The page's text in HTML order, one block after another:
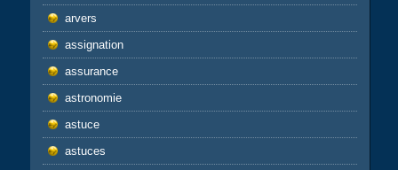
arvers
assignation
assurance
astronomie
astuce
astuces